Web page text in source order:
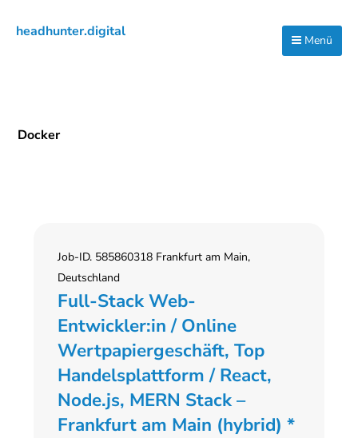
Hauptnavigation
Inhalt
Seitenspalte
headhunter.digital
Menü
Docker
Job-ID. 585860318 Frankfurt am Main,
Deutschland
Full-Stack Web-
Entwickler:in / Online
Wertpapiergeschäft, Top
Handelsplattform / React,
Node.js, MERN Stack –
Frankfurt am Main (hybrid) *